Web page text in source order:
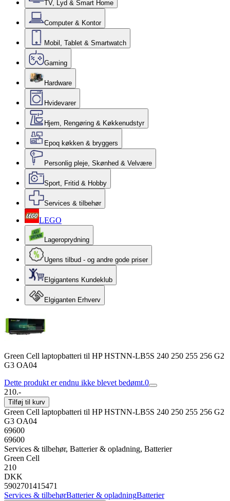
TV, Lyd & Smart Home
Computer & Kontor
Mobil, Tablet & Smartwatch
Gaming
Hardware
Hvidevarer
Hjem, Rengøring & Køkkenudstyr
Epoq køkken & bryggers
Personlig pleje, Skønhed & Velvære
Sport, Fritid & Hobby
Services & tilbehør
LEGO
Lageroprydning
Ugens tilbud - og andre gode priser
Elgigantens Kundeklub
Elgiganten Erhverv
Green Cell laptopbatteri til HP HSTNN-LB5S 240 250 255 256 G2
G3 OA04
Dette produkt er endnu ikke blevet bedømt.0
210.-
Tilføj til kurv
Green Cell laptopbatteri til HP HSTNN-LB5S 240 250 255 256 G2
G3 OA04
69600
69600
Services & tilbehør, Batterier & opladning, Batterier
Green Cell
210
DKK
5902701415471
Services & tilbehørBatterier & opladningBatterier